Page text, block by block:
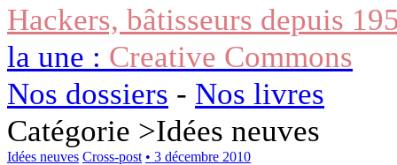
Hackers, bâtisseurs depuis
la une : Creative Commons
Nos dossiers - Nos livres
Catégorie >Idées neuves
Idées neuves Cross-post • 3 décembre 2010